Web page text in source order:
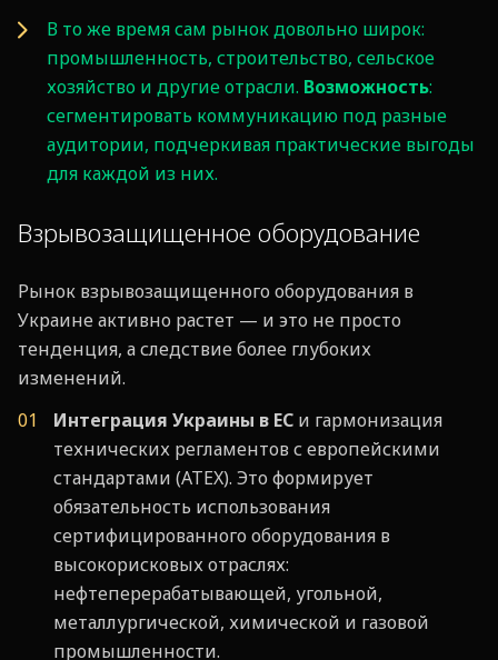
В то же время сам рынок довольно широк:
промышленность, строительство, сельское
хозяйство и другие отрасли. Возможность:
сегментировать коммуникацию под разные
аудитории, подчеркивая практические выгоды
для каждой из них.
Взрывозащищенное оборудование
Рынок взрывозащищенного оборудования в
Украине активно растет — и это не просто
тенденция, а следствие более глубоких
изменений.
Интеграция Украины в ЕС и гармонизация
технических регламентов с европейскими
стандартами (ATEX). Это формирует
обязательность использования
сертифицированного оборудования в
высокорисковых отраслях:
нефтеперерабатывающей, угольной,
металлургической, химической и газовой
промышленности.